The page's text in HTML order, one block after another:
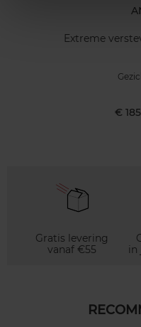
Extreme
€
Gratis levering
vanaf €55
in